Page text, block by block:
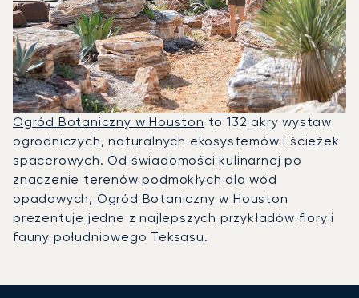
Ogród Botaniczny w Houston to 132 akry wystaw
ogrodniczych, naturalnych ekosystemów i ścieżek
spacerowych. Od świadomości kulinarnej po
znaczenie terenów podmokłych dla wód
opadowych, Ogród Botaniczny w Houston
prezentuje jedne z najlepszych przykładów flory i
fauny południowego Teksasu.